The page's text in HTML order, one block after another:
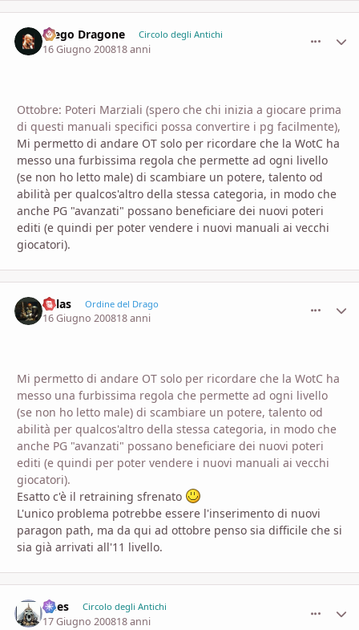
Diego Dragone Circolo degli Antichi
16 Giugno 200818 anni
Ottobre: Poteri Marziali (spero che chi inizia a giocare prima
di questi manuali specifici possa convertire i pg facilmente),
Mi permetto di andare OT solo per ricordare che la WotC ha
messo una furbissima regola che permette ad ogni livello
(se non ho letto male) di scambiare un potere, talento od
abilità per qualcos'altro della stessa categoria, in modo che
anche PG "avanzati" possano beneficiare dei nuovi poteri
editi (e quindi per poter vendere i nuovi manuali ai vecchi
giocatori).
Kalas Ordine del Drago
16 Giugno 200818 anni
Mi permetto di andare OT solo per ricordare che la WotC ha
messo una furbissima regola che permette ad ogni livello
(se non ho letto male) di scambiare un potere, talento od
abilità per qualcos'altro della stessa categoria, in modo che
anche PG "avanzati" possano beneficiare dei nuovi poteri
editi (e quindi per poter vendere i nuovi manuali ai vecchi
giocatori).
Esatto c'è il retraining sfrenato
L'unico problema potrebbe essere l'inserimento di nuovi
paragon path, ma da qui ad ottobre penso sia difficile che si
sia già arrivati all'11 livello.
Dees Circolo degli Antichi
17 Giugno 200818 anni